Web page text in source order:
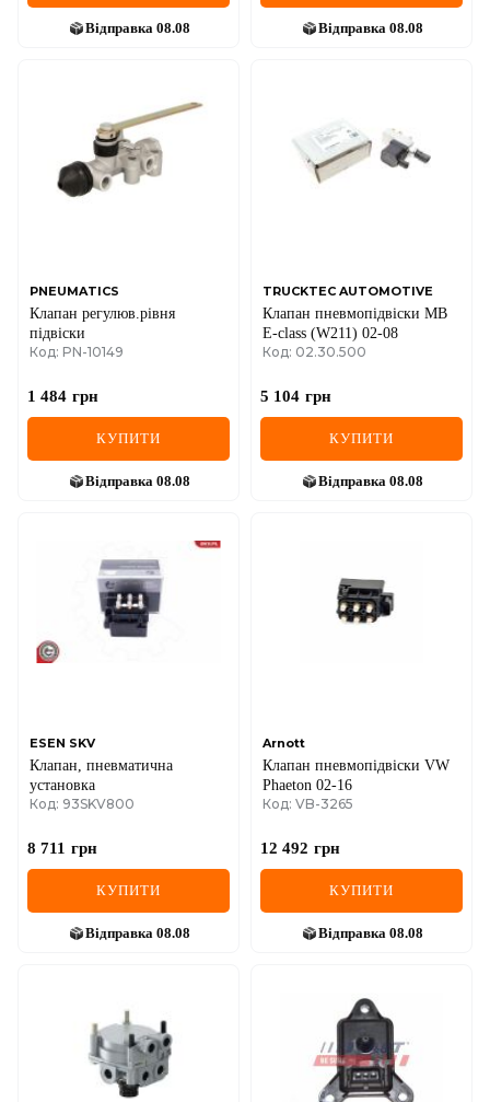
JAGUAR
LANCIA
LEXUS
LINCOLN
MINI
NISSAN
OPEL
POLESTAR
RENAULT
Відправка 08.08 Відправка 08.08
PNEUMATICS
Клапан регулюв.рівня
підвіски
Код: PN-10149
1 484 грн
КУПИТИ
Відправка 08.08
TRUCKTEC AUTOMOTIVE
Клапан пневмопідвіски MB
E-class (W211) 02-08
Код: 02.30.500
5 104 грн
КУПИТИ
Відправка 08.08
ESEN SKV
Клапан, пневматична
установка
Код: 93SKV800
8 711 грн
КУПИТИ
Відправка 08.08
Arnott
Клапан пневмопідвіски VW
Phaeton 02-16
Код: VB-3265
12 492 грн
КУПИТИ
Відправка 08.08